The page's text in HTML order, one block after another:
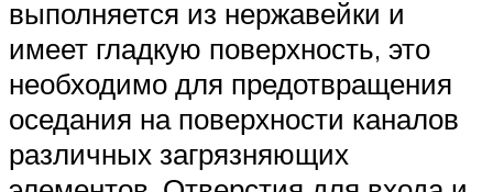
выполняется из нержавейки и
имеет гладкую поверхность, это
необходимо для предотвращения
оседания на поверхности каналов
различных загрязняющих